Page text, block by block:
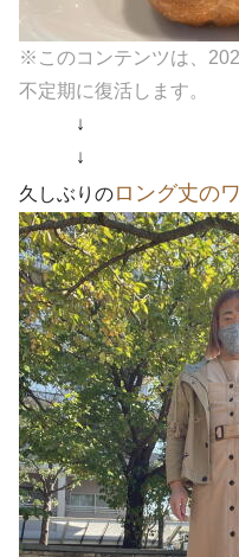
※このコンテンツは、
不定期に復活します。
↓
↓
久しぶりのロング丈の